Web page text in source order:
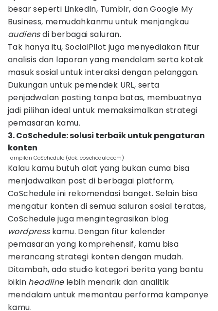
besar seperti LinkedIn, Tumblr, dan Google My
Business, memudahkanmu untuk menjangkau
audiensdi berbagai saluran.
Tak hanya itu, SocialPilot juga menyediakan fitur
analisis dan laporan yang mendalam serta kotak
masuk sosial untuk interaksi dengan pelanggan.
Dukungan untuk pemendek URL, serta
penjadwalan posting tanpa batas, membuatnya
jadi pilihan ideal untuk memaksimalkan strategi
pemasaran kamu.
3. CoSchedule: solusi terbaik untuk pengaturan
konten
Tampilan CoSchedule (dok: coschedule.com)
Kalau kamu butuh alat yang bukan cuma bisa
menjadwalkan post di berbagai platform,
CoSchedule ini rekomendasi banget. Selain bisa
mengatur konten di semua saluran sosial teratas,
CoSchedule juga mengintegrasikan blog
wordpresskamu. Dengan fitur kalender
pemasaran yang komprehensif, kamu bisa
merancang strategi konten dengan mudah.
Ditambah, ada studio kategori berita yang bantu
bikin headlinelebih menarik dan analitik
mendalam untuk memantau performa kampanye
kamu.